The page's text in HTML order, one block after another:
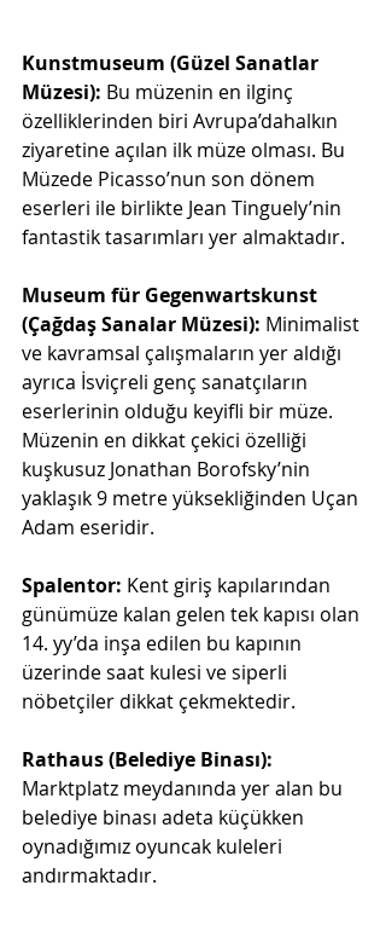
Kunstmuseum (Güzel Sanatlar
Müzesi): Bu müzenin en ilginç
özelliklerinden biri Avrupa’dahalkın
ziyaretine açılan ilk müze olması. Bu
Müzede Picasso’nun son dönem
eserleri ile birlikte Jean Tinguely’nin
fantastik tasarımları yer almaktadır.
Museum für Gegenwartskunst
(Çağdaş Sanalar Müzesi): Minimalist
ve kavramsal çalışmaların yer aldığı
ayrıca İsviçreli genç sanatçıların
eserlerinin olduğu keyifli bir müze.
Müzenin en dikkat çekici özelliği
kuşkusuz Jonathan Borofsky’nin
yaklaşık 9 metre yüksekliğinden Uçan
Adam eseridir.
Spalentor: Kent giriş kapılarından
günümüze kalan gelen tek kapısı olan
14. yy’da inşa edilen bu kapının
üzerinde saat kulesi ve siperli
nöbetçiler dikkat çekmektedir.
Rathaus (Belediye Binası):
Marktplatz meydanında yer alan bu
belediye binası adeta küçükken
oynadığımız oyuncak kuleleri
andırmaktadır.